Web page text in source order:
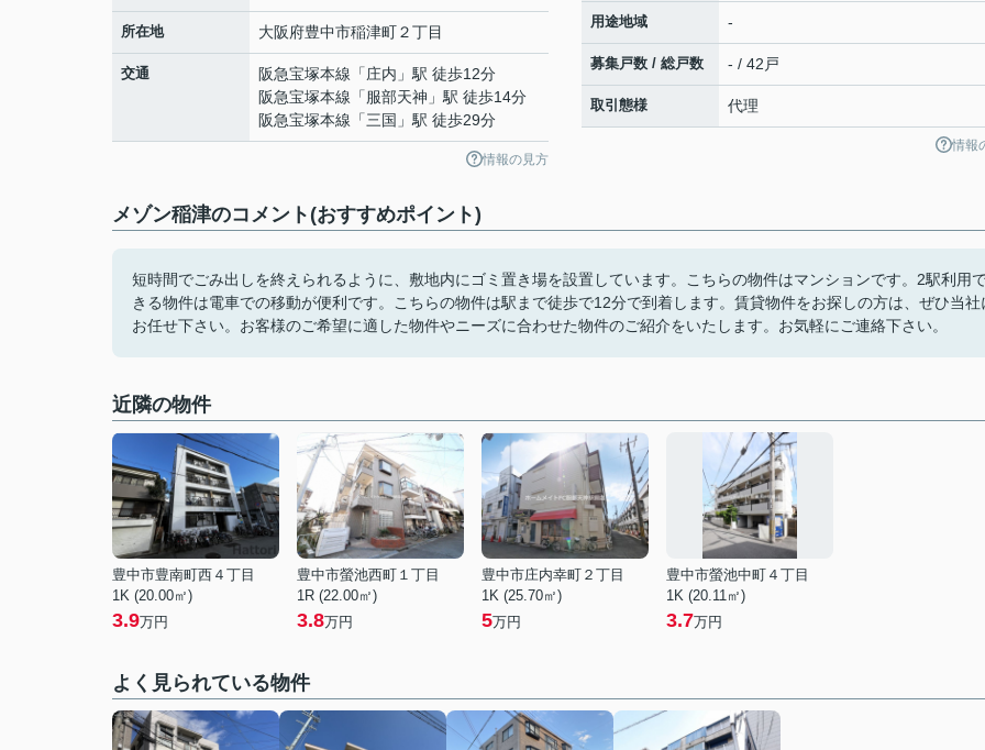
所在地 大阪府豊中市稲津町２丁目
交通 阪急宝塚本線 「庄内 」駅 徒歩12分
阪急宝塚本線 「服部天神 」駅 徒歩14分
阪急宝塚本線 「三国 」駅 徒歩29分
情報の見方
用途地域 -
募集戸数 / 総戸数 - / 42戸
取引態様 代理
情報
メゾン稲津のコメント(おすすめポイント)
短時間でごみ出しを終えられるように、敷地内にゴミ置き場を設置しています。こちらの物件はマンションです。2駅利用
きる物件は電車での移動が便利です。こちらの物件は駅まで徒歩で12分で到着します。賃貸物件をお探しの方は、ぜひ当社
お任せ下さい。お客様のご希望に適した物件やニーズに合わせた物件のご紹介をいたします。お気軽にご連絡下さい。
近隣の物件
豊中市豊南町西４丁目
1K (20.00㎡)
3.9万円
豊中市螢池西町１丁目
1R (22.00㎡)
3.8万円
豊中市庄内幸町２丁目
1K (25.70㎡)
5万円
豊中市螢池中町４丁目
1K (20.11㎡)
3.7万円
よく見られている物件